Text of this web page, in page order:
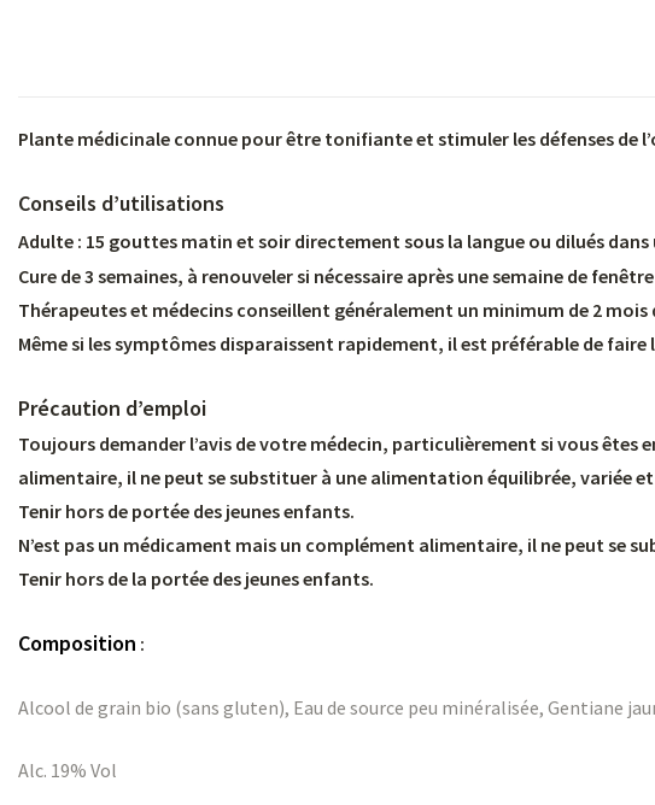
Plante médicinale connue pour être tonifiante et stimuler les défenses de
Conseils d’utilisations
Adulte : 15 gouttes matin et soir directement sous la langue ou dilués dans
Cure de 3 semaines, à renouveler si nécessaire après une semaine de
Thérapeutes et médecins conseillent généralement un minimum de 2 mois
Même si les symptômes disparaissent rapidement, il est préférable de
Précaution d’emploi
Toujours demander l’avis de votre médecin, particulièrement si vous
alimentaire, il ne peut se substituer à une alimentation équilibrée, variée et
Tenir hors de portée des jeunes enfants.
N’est pas un médicament mais un complément alimentaire, il ne peut se
Tenir hors de la portée des jeunes enfants.
Composition :
Alcool de grain bio (sans gluten), Eau de source peu minéralisée, Gentiane
Alc. 19% Vol